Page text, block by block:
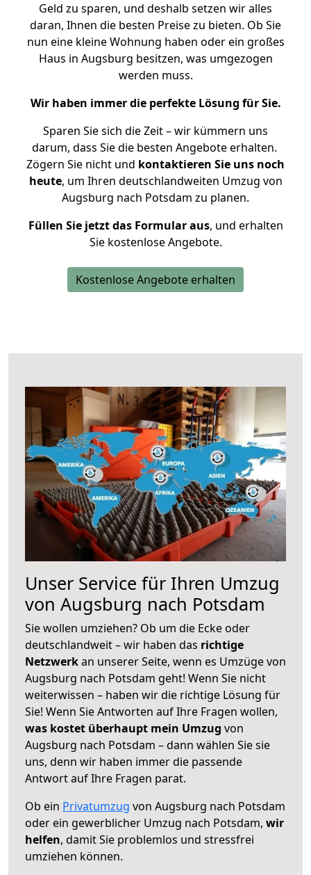
Geld zu sparen, und deshalb setzen wir alles
daran, Ihnen die besten Preise zu bieten. Ob Sie
nun eine kleine Wohnung haben oder ein großes
Haus in Augsburg besitzen, was umgezogen
werden muss.
Wir haben immer die perfekte Lösung für Sie.
Sparen Sie sich die Zeit – wir kümmern uns
darum, dass Sie die besten Angebote erhalten.
Zögern Sie nicht und kontaktieren Sie uns noch
heute, um Ihren deutschlandweiten Umzug von
Augsburg nach Potsdam zu planen.
Füllen Sie jetzt das Formular aus, und erhalten
Sie kostenlose Angebote.
Kostenlose Angebote erhalten
Unser Service für Ihren Umzug
von Augsburg nach Potsdam
Sie wollen umziehen? Ob um die Ecke oder
deutschlandweit – wir haben das richtige
Netzwerkan unserer Seite, wenn es Umzüge von
Augsburg nach Potsdam geht! Wenn Sie nicht
weiterwissen – haben wir die richtige Lösung für
Sie! Wenn Sie Antworten auf Ihre Fragen wollen,
was kostet überhaupt mein Umzug von
Augsburg nach Potsdam – dann wählen Sie sie
uns, denn wir haben immer die passende
Antwort auf Ihre Fragen parat.
Ob ein Privatumzug von Augsburg nach Potsdam
oder ein gewerblicher Umzug nach Potsdam, wir
helfen, damit Sie problemlos und stressfrei
umziehen können.